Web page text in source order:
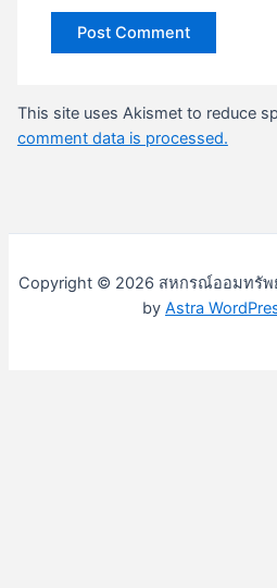
This site uses Akismet to reduce
comment data is processed.
Copyright © 2026 สหกรณ์ออมทรัพ
by Astra